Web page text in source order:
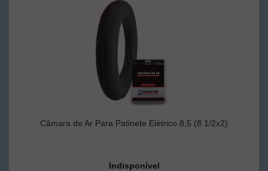
Câmara de Ar Para Patinete Elétrico 8,5 (8 1/2x2)
Indisponível